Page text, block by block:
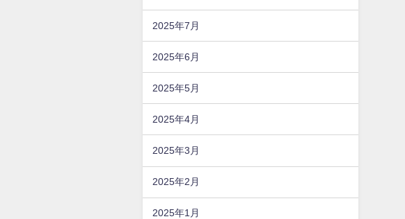
2025年7月
2025年6月
2025年5月
2025年4月
2025年3月
2025年2月
2025年1月